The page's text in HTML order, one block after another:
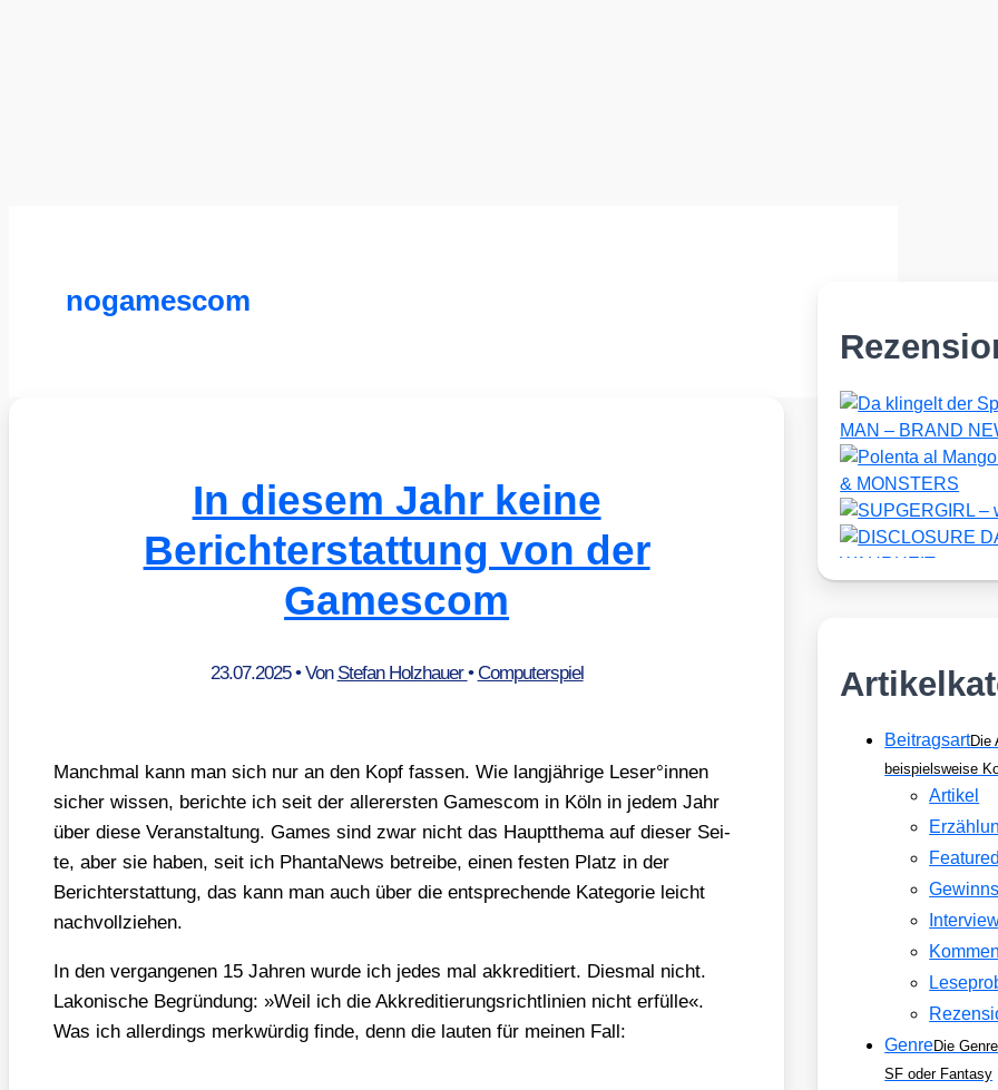
nogamescom
In diesem Jahr keine
Berichterstattung von der
Gamescom
23.07.2025• Von Stefan Holzhauer•Computerspiel
Manch­mal kann man sich nur an den Kopf fas­sen. Wie lang­jäh­ri­ge Leser°innen
sicher wis­sen, berich­te ich seit der aller­ers­ten Games­com in Köln in jedem Jahr
über die­se Ver­an­stal­tung. Games sind zwar nicht das Haupt­the­ma auf die­ser Sei­
te, aber sie haben, seit ich Phan­ta­News betrei­be, einen fes­ten Platz in der
Bericht­erstat­tung, das kann man auch über die ent­spre­chen­de Kate­go­rie leicht
nach­voll­zie­hen.
In den ver­gan­ge­nen 15 Jah­ren wur­de ich jedes mal akkre­di­tiert. Dies­mal nicht.
Lako­ni­sche Begrün­dung: »Weil ich die Akkre­di­tie­rungs­richt­li­ni­en nicht erfül­le«.
Was ich aller­dings merk­wür­dig fin­de, denn die lau­ten für mei­nen Fall:
BeitragsartDie
beispielsweise
Artikel
GenreDie
SF oder Fantasy